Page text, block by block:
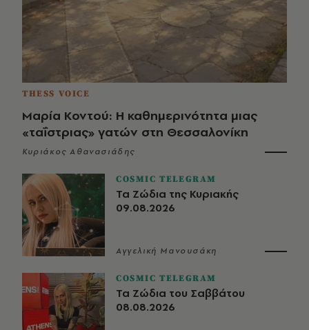
THESS VOICE
Μαρία Κοντού: Η καθημερινότητα μιας
«ταΐστριας» γατών στη Θεσσαλονίκη
Κυριάκος Αθανασιάδης
COSMIC TELEGRAM
Τα Ζώδια της Κυριακής
09.08.2026
Αγγελική Μανουσάκη
COSMIC TELEGRAM
Τα Ζώδια του Σαββάτου
08.08.2026